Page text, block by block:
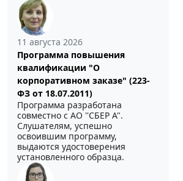
11 августа 2026
Программа повышения
квалификации "О
корпоративном заказе" (223-
ФЗ от 18.07.2011)
Программа разработана
совместно с АО ''СБЕР А".
Слушателям, успешно
освоившим программу,
выдаются удостоверения
установленного образца.